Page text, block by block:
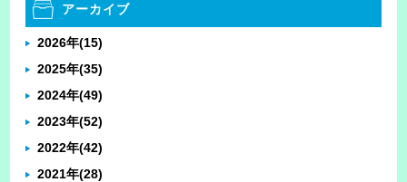
アーカイブ
2026年(15)
2025年(35)
2024年(49)
2023年(52)
2022年(42)
2021年(28)